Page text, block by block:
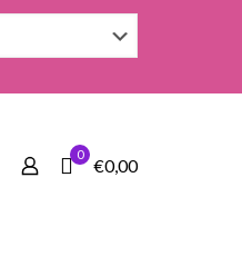
0
€0,00